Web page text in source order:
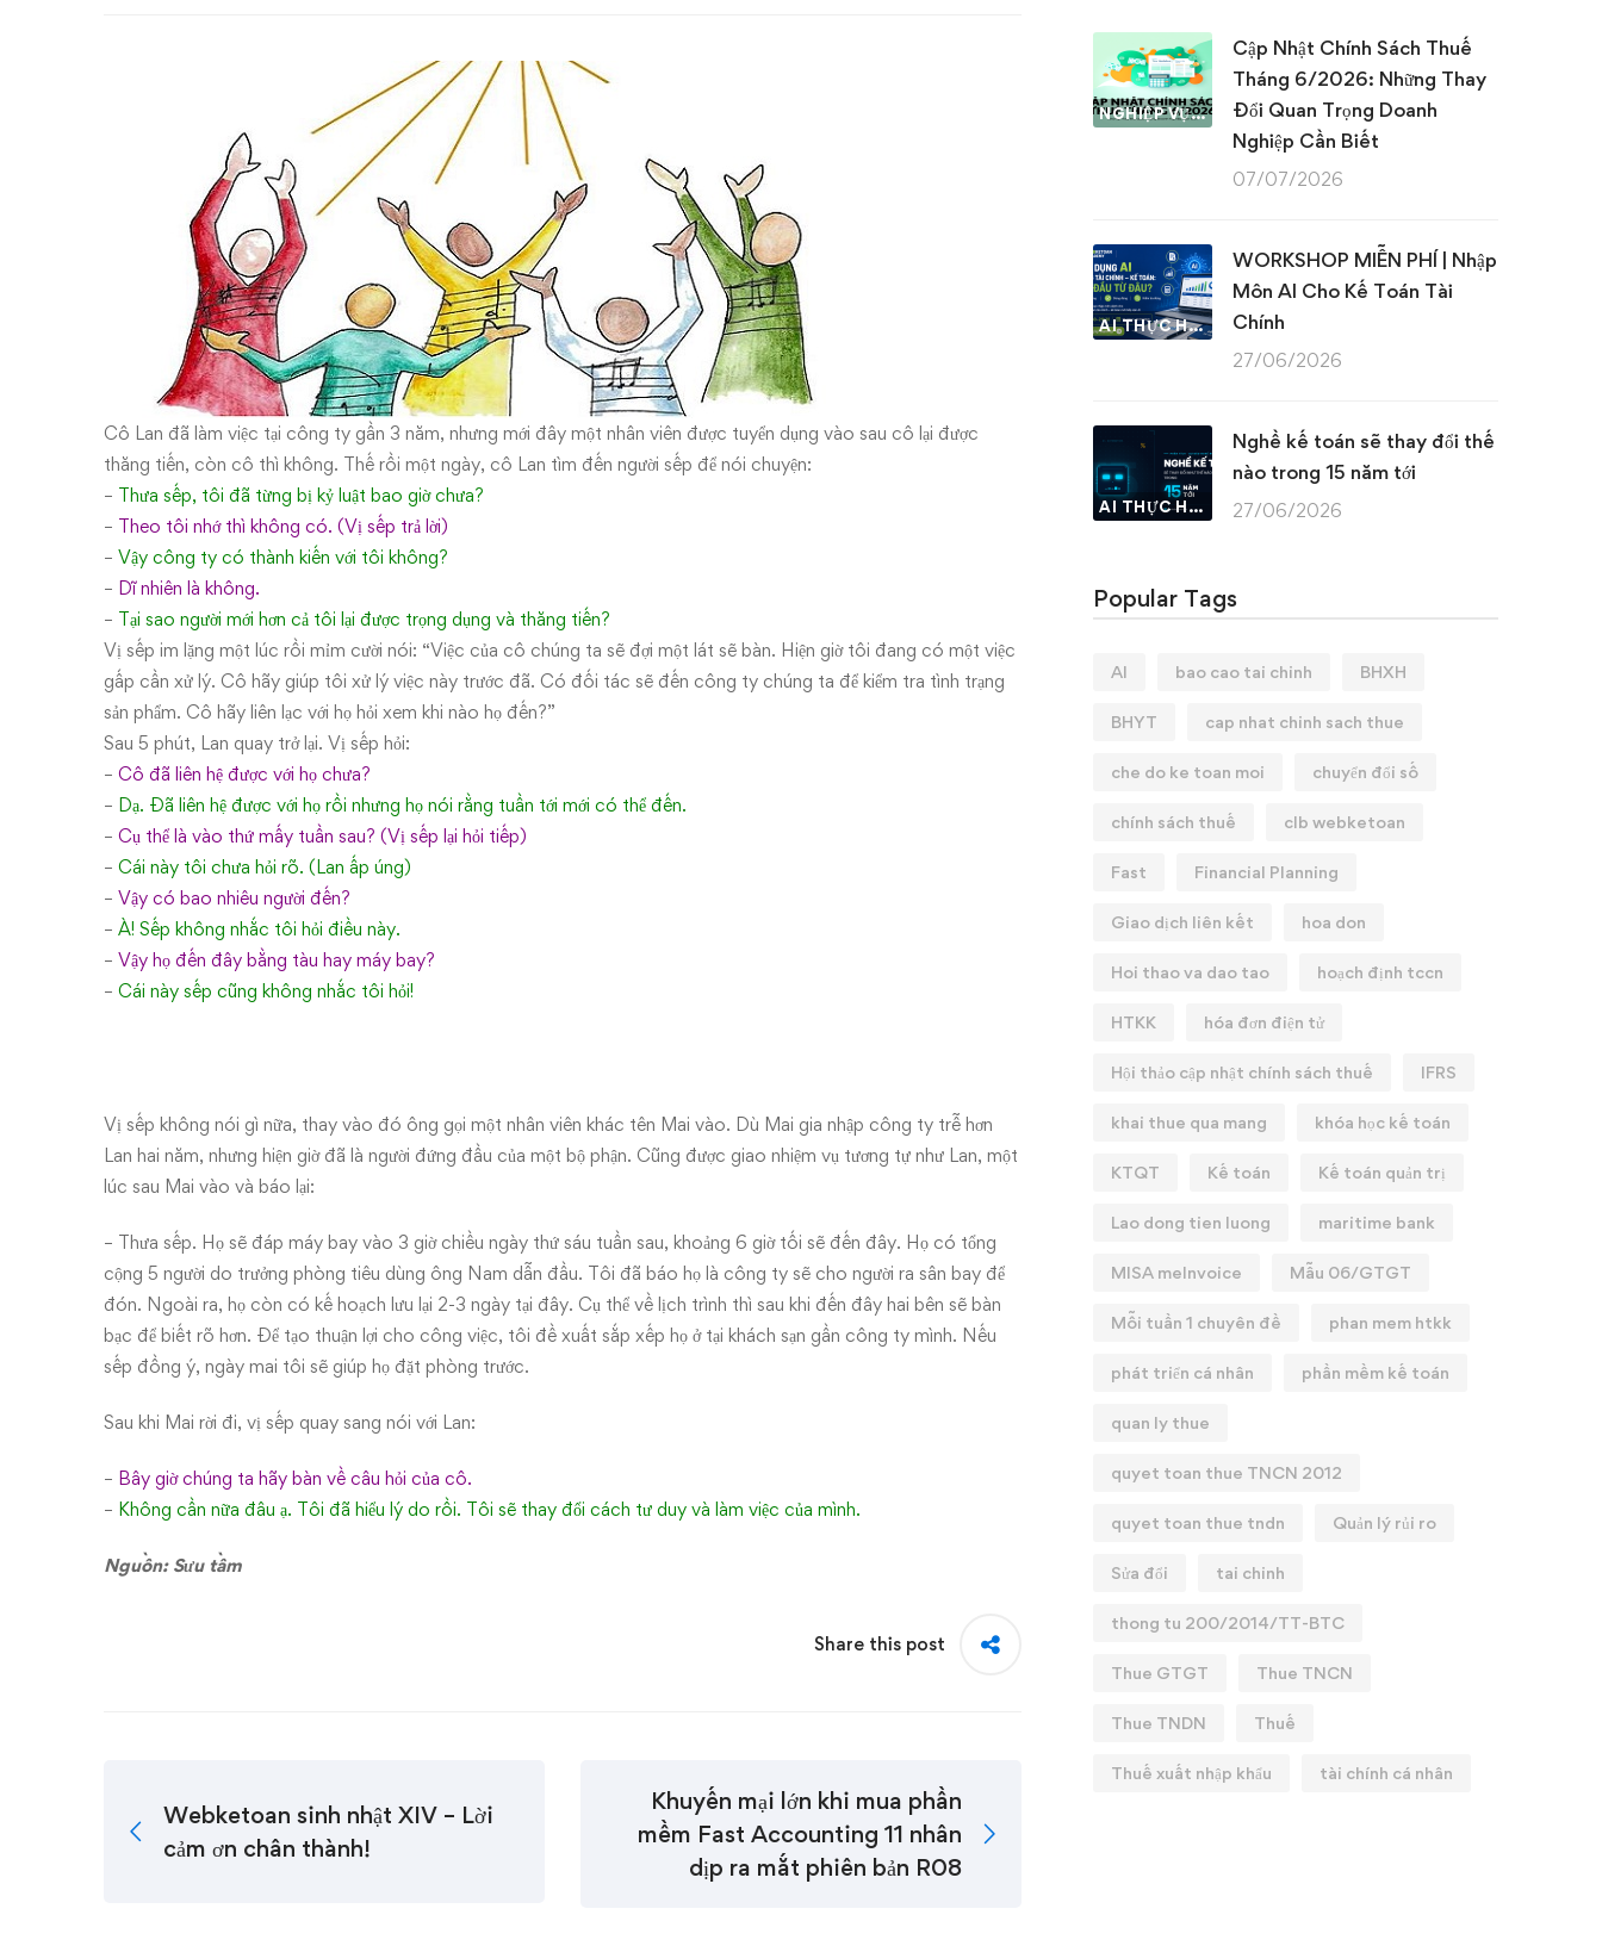
Lương
cao?
Cô Lan đã làm việc tại công ty gần 3 năm, nhưng mới đây một nhân viên được tuyển dụng vào sau cô lại được
thăng tiến, còn cô thì không. Thế rồi một ngày, cô Lan tìm đến người sếp để nói chuyện:
– Thưa sếp, tôi đã từng bị kỷ luật bao giờ chưa?
– Theo tôi nhớ thì không có. (Vị sếp trả lời)
– Vậy công ty có thành kiến với tôi không?
– Dĩ nhiên là không.
– Tại sao người mới hơn cả tôi lại được trọng dụng và thăng tiến?
Vị sếp im lặng một lúc rồi mỉm cười nói: “Việc của cô chúng ta sẽ đợi một lát sẽ bàn. Hiện giờ tôi đang có một việc
gấp cần xử lý. Cô hãy giúp tôi xử lý việc này trước đã. Có đối tác sẽ đến công ty chúng ta để kiểm tra tình trạng
sản phẩm. Cô hãy liên lạc với họ hỏi xem khi nào họ đến?”
Sau 5 phút, Lan quay trở lại. Vị sếp hỏi:
– Cô đã liên hệ được với họ chưa?
– Dạ. Đã liên hệ được với họ rồi nhưng họ nói rằng tuần tới mới có thể đến.
– Cụ thể là vào thứ mấy tuần sau? (Vị sếp lại hỏi tiếp)
– Cái này tôi chưa hỏi rõ. (Lan ấp úng)
– Vậy có bao nhiêu người đến?
– À! Sếp không nhắc tôi hỏi điều này.
– Vậy họ đến đây bằng tàu hay máy bay?
– Cái này sếp cũng không nhắc tôi hỏi!
Vị sếp không nói gì nữa, thay vào đó ông gọi một nhân viên khác tên Mai vào. Dù Mai gia nhập công ty trễ hơn
Lan hai năm, nhưng hiện giờ đã là người đứng đầu của một bộ phận. Cũng được giao nhiệm vụ tương tự như Lan, một
lúc sau Mai vào và báo lại:
– Thưa sếp. Họ sẽ đáp máy bay vào 3 giờ chiều ngày thứ sáu tuần sau, khoảng 6 giờ tối sẽ đến đây. Họ có tổng
cộng 5 người do trưởng phòng tiêu dùng ông Nam dẫn đầu. Tôi đã báo họ là công ty sẽ cho người ra sân bay để
đón. Ngoài ra, họ còn có kế hoạch lưu lại 2-3 ngày tại đây. Cụ thể về lịch trình thì sau khi đến đây hai bên sẽ bàn
bạc để biết rõ hơn. Để tạo thuận lợi cho công việc, tôi đề xuất sắp xếp họ ở tại khách sạn gần công ty mình. Nếu
sếp đồng ý, ngày mai tôi sẽ giúp họ đặt phòng trước.
Sau khi Mai rời đi, vị sếp quay sang nói với Lan:
– Bây giờ chúng ta hãy bàn về câu hỏi của cô.
– Không cần nữa đâu ạ. Tôi đã hiểu lý do rồi. Tôi sẽ thay đổi cách tư duy và làm việc của mình.
Nguồn: Sưu tầm
Share this post
Webketoan sinh nhật XIV – Lời
cảm ơn chân thành!
Khuyến mại lớn khi mua phần
mềm Fast Accounting 11 nhân
dịp ra mắt phiên bản R08
NGHIỆP VỤ KẾ TOÁN & THUẾ
Cập Nhật Chính Sách Thuế
Tháng 6/2026: Những Thay
Đổi Quan Trọng Doanh
Nghiệp Cần Biết
07/07/2026
AI THỰC HÀNH
WORKSHOP MIỄN PHÍ | Nhập
Môn AI Cho Kế Toán Tài
Chính
27/06/2026
AI THỰC HÀNH
Nghề kế toán sẽ thay đổi thế
nào trong 15 năm tới
27/06/2026
Popular Tags
AI bao cao tai chinh BHXH
BHYT cap nhat chinh sach thue
che do ke toan moi chuyển đổi số
chính sách thuế clb webketoan
Fast Financial Planning
Giao dịch liên kết hoa don
Hoi thao va dao tao hoạch định tccn
HTKK hóa đơn điện tử
Hội thảo cập nhật chính sách thuế IFRS
khai thue qua mang khóa học kế toán
KTQT Kế toán Kế toán quản trị
Lao dong tien luong maritime bank
MISA meInvoice Mẫu 06/GTGT
Mỗi tuần 1 chuyên đề phan mem htkk
phát triển cá nhân phần mềm kế toán
quan ly thue
quyet toan thue TNCN 2012
quyet toan thue tndn Quản lý rủi ro
Sửa đổi tai chinh
thong tu 200/2014/TT-BTC
Thue GTGT Thue TNCN
Thue TNDN Thuế
Thuế xuất nhập khẩu tài chính cá nhân